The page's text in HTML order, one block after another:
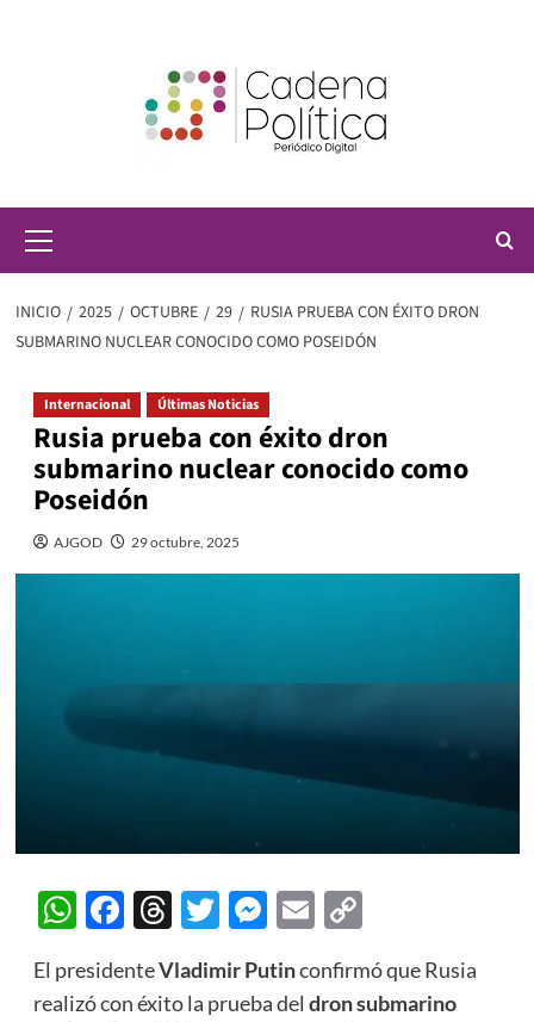
principal
INICIO 2025 OCTUBRE 29
RUSIA PRUEBA CON ÉXITO DRON
SUBMARINO NUCLEAR CONOCIDO COMO POSEIDÓN
Internacional Últimas Noticias
Rusia prueba con éxito dron
submarino nuclear conocido como
Poseidón
AJGOD 29 octubre, 2025
WhatsApp
Facebook
Threads
Twitter
Messenger
EmailCopy
El presidenteVladimir Putinconfirmó que Rusia
realizó con éxito la prueba del dron submarino